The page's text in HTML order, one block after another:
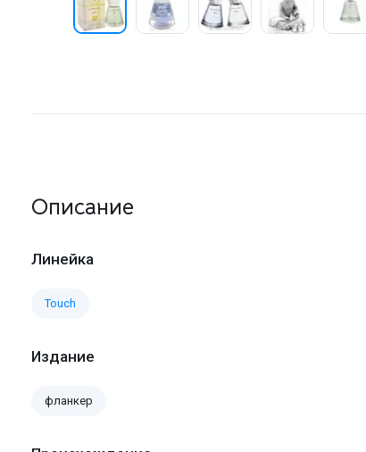
Описание
Линейка
Touch
Издание
фланкер